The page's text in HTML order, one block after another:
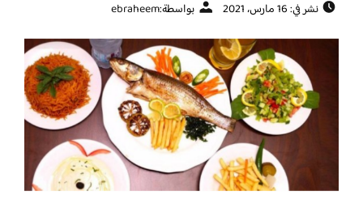
نشر في: 16 مارس، 2021 بواسطة:ebraheem